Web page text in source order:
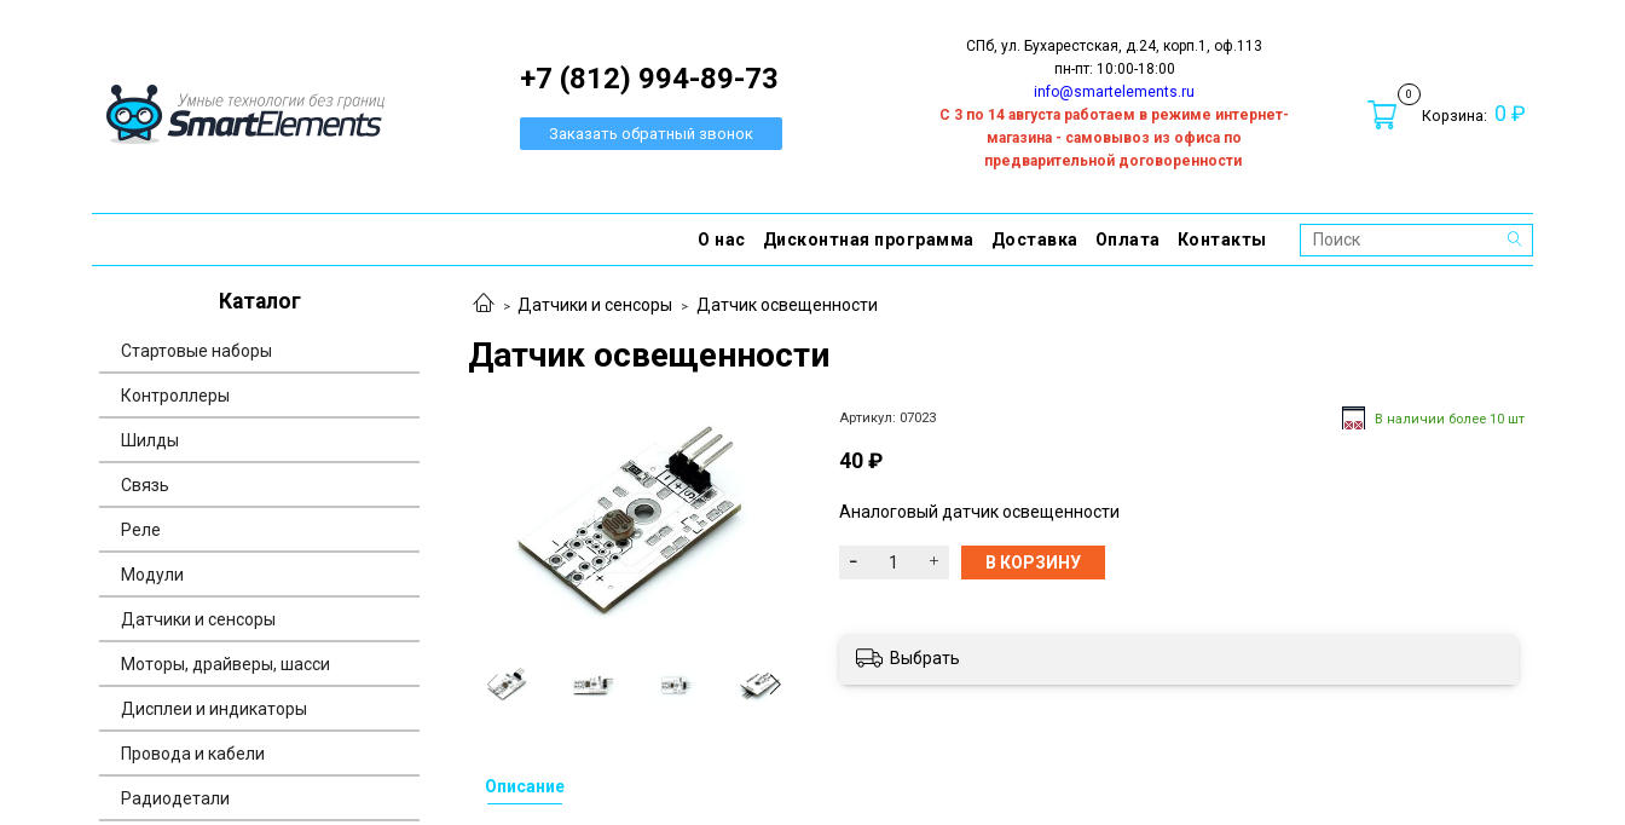
+7 (812) 994-89-73
Заказать обратный звонок
СПб, ул. Бухарестская, д.24, корп.1, оф.113
пн-пт: 10:00-18:00
info@smartelements.ru
С 3 по 14 августа работаем в режиме интернет-
магазина - самовывоз из офиса по
предварительной договоренности
0
Корзина: 0 ₽
О нас Дисконтная программа Доставка Оплата Контакты
Датчики и сенсоры Датчик освещенности
Датчик освещенности
Артикул: 07023 В наличии более 10 шт
40 ₽
Аналоговый датчик освещенности
В КОРЗИНУ
Выбрать
Описание
Каталог
Стартовые наборы
Контроллеры
Шилды
Связь
Реле
Модули
Датчики и сенсоры
Моторы, драйверы, шасси
Дисплеи и индикаторы
Провода и кабели
Радиодетали